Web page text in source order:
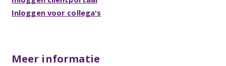
Inloggen voor collega's
Meer informatie